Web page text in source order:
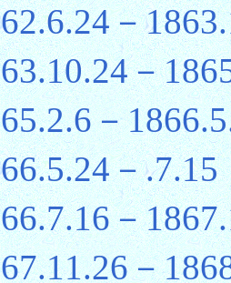
－
－
－
－.7.15
－
－